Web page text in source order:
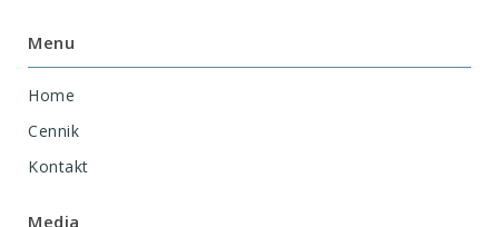
Menu
Home
Cennik
Kontakt
Media